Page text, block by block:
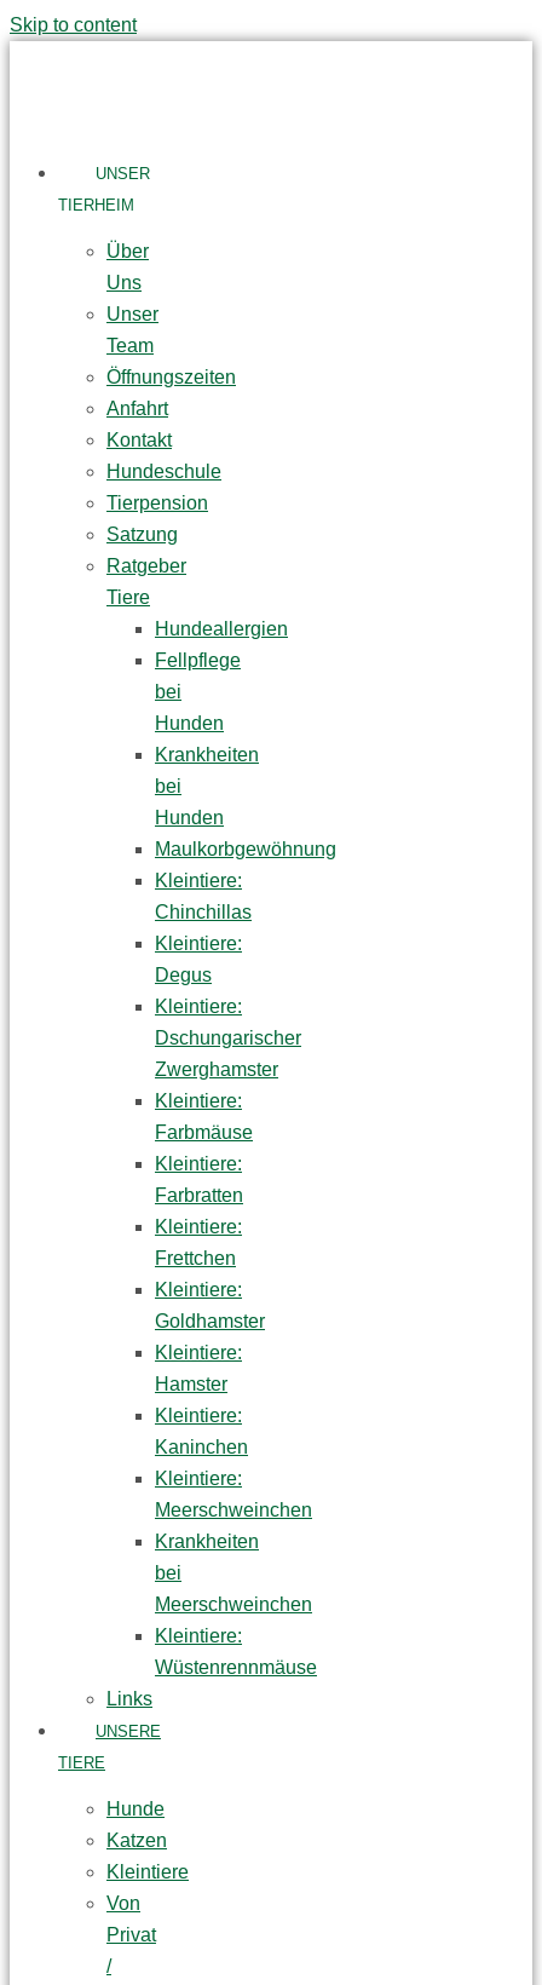
Skip to content
UNSER
TIERHEIM
Über
Uns
Unser
Team
Öffnungszeiten
Anfahrt
Kontakt
Hundeschule
Tierpension
Satzung
Ratgeber
Tiere
Hundeallergien
Fellpflege
bei
Hunden
Krankheiten
bei
Hunden
Maulkorbgewöhnung
Kleintiere:
Chinchillas
Kleintiere:
Degus
Kleintiere:
Dschungarischer
Zwerghamster
Kleintiere:
Farbmäuse
Kleintiere:
Farbratten
Kleintiere:
Frettchen
Kleintiere:
Goldhamster
Kleintiere:
Hamster
Kleintiere:
Kaninchen
Kleintiere:
Meerschweinchen
Krankheiten
bei
Meerschweinchen
Kleintiere:
Wüstenrennmäuse
Links
UNSERE
TIERE
Hunde
Katzen
Kleintiere
Von
Privat
/